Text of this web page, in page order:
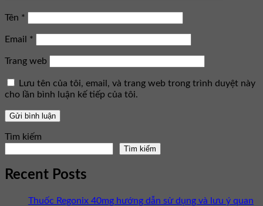
Tên *
Email *
Trang web
Lưu tên của tôi, email, và trang web trong trình duyệt này
cho lần bình luận kế tiếp của tôi.
Tìm kiếm
Tìm kiếm
Recent Posts
Thuốc Regonix 40mg hướng dẫn sử dụng và lưu ý quan